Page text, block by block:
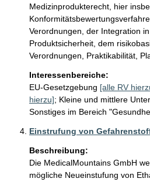
Medizinprodukterecht, hier
Verordnungen, der Integration
Produktsicherheit, dem
Verordnungen, Praktikabilität,
Interessenbereiche:
EU-Gesetzgebung [alle RV
hierzu]; Kleine und mittlere
Sonstiges im Bereich
Einstrufung von
Beschreibung:
Die MedicalMountains GmbH
mögliche Neueinstufung von